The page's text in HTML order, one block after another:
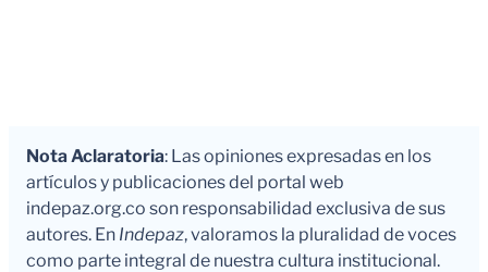
Nota Aclaratoria: Las opiniones expresadas en los
artículos y publicaciones del portal web
indepaz.org.co son responsabilidad exclusiva de sus
autores. En Indepaz, valoramos la pluralidad de voces
como parte integral de nuestra cultura institucional.